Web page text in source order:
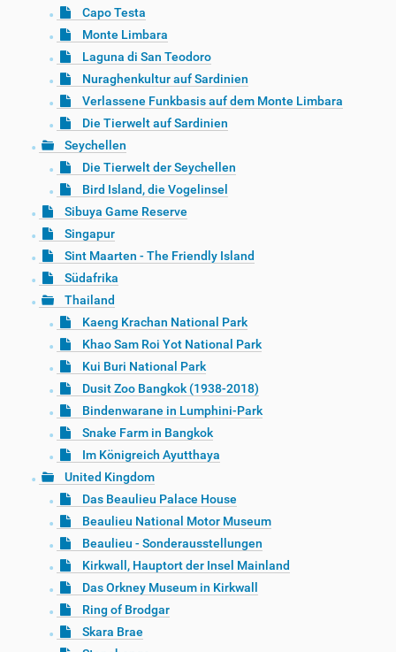
Capo Testa
Monte Limbara
Laguna di San Teodoro
Nuraghenkultur auf Sardinien
Verlassene Funkbasis auf dem Monte Limbara
Die Tierwelt auf Sardinien
Seychellen
Die Tierwelt der Seychellen
Bird Island, die Vogelinsel
Sibuya Game Reserve
Singapur
Sint Maarten - The Friendly Island
Südafrika
Thailand
Kaeng Krachan National Park
Khao Sam Roi Yot National Park
Kui Buri National Park
Dusit Zoo Bangkok (1938-2018)
Bindenwarane in Lumphini-Park
Snake Farm in Bangkok
Im Königreich Ayutthaya
United Kingdom
Das Beaulieu Palace House
Beaulieu National Motor Museum
Beaulieu - Sonderausstellungen
Kirkwall, Hauptort der Insel Mainland
Das Orkney Museum in Kirkwall
Ring of Brodgar
Skara Brae